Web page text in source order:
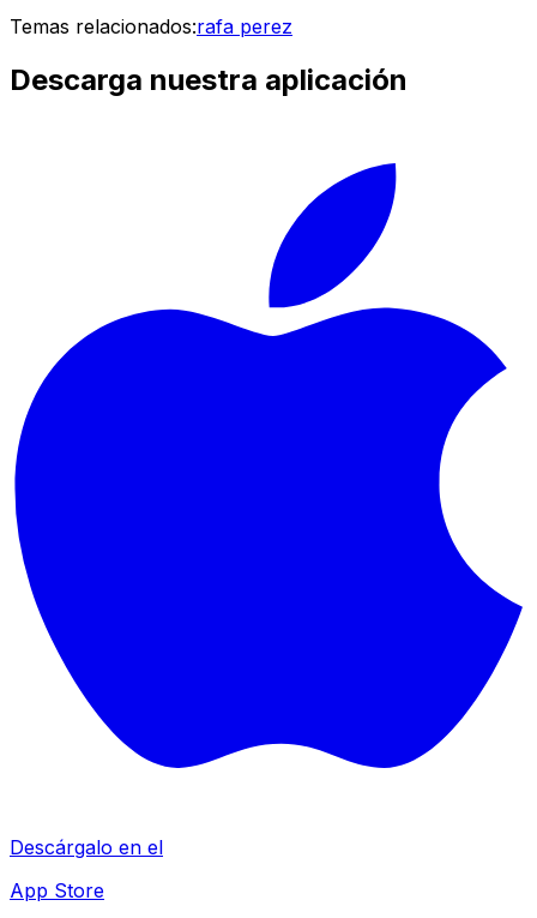
Temas relacionados:rafa perez
Descarga nuestra aplicación
Descárgalo en el
App Store